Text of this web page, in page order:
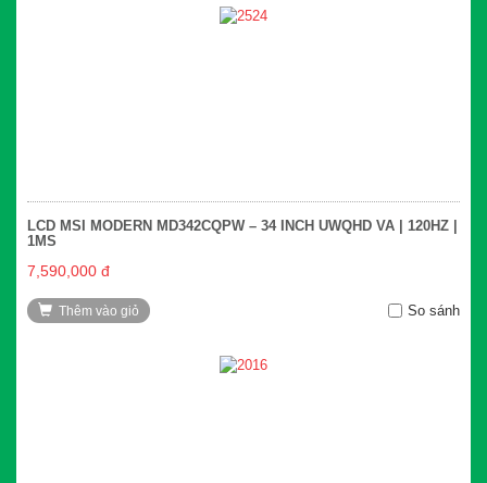
LCD MSI MODERN MD342CQPW – 34 INCH UWQHD VA | 120HZ |
1MS
7,590,000 đ
Thêm vào giỏ So sánh